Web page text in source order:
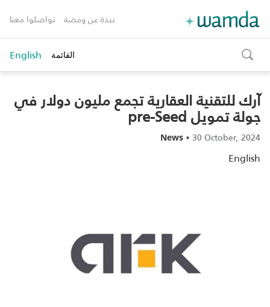
نبذة عن ومضة تواصلوا معنا
toggle
search
القائمة English
آرك للتقنية العقارية تجمع مليون دولار في
جولة تمويل pre-Seed
News •30 October, 2024
English